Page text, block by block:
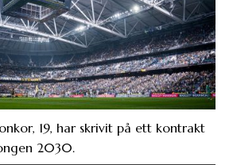
19, har skrivit på ett kontrakt
2030.